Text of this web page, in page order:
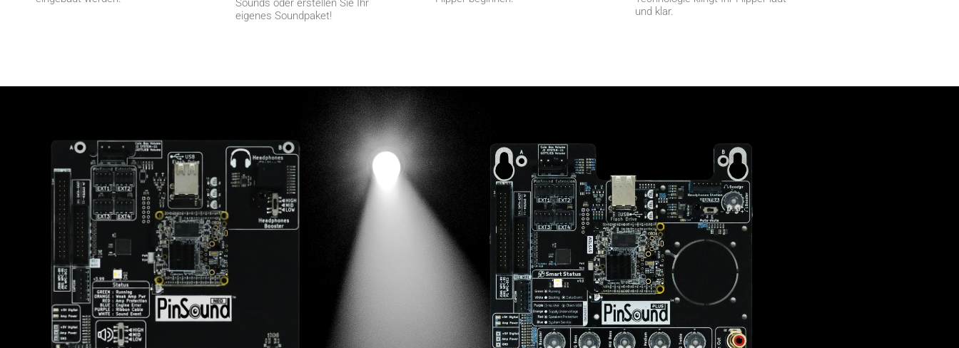
Sounds oder erstellen Sie Ihr
eigenes Soundpaket!
und klar.